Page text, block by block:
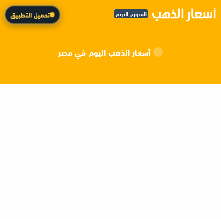
السوق اليوم تحميل التطبيق
أسعار الذهب اليوم في مصر